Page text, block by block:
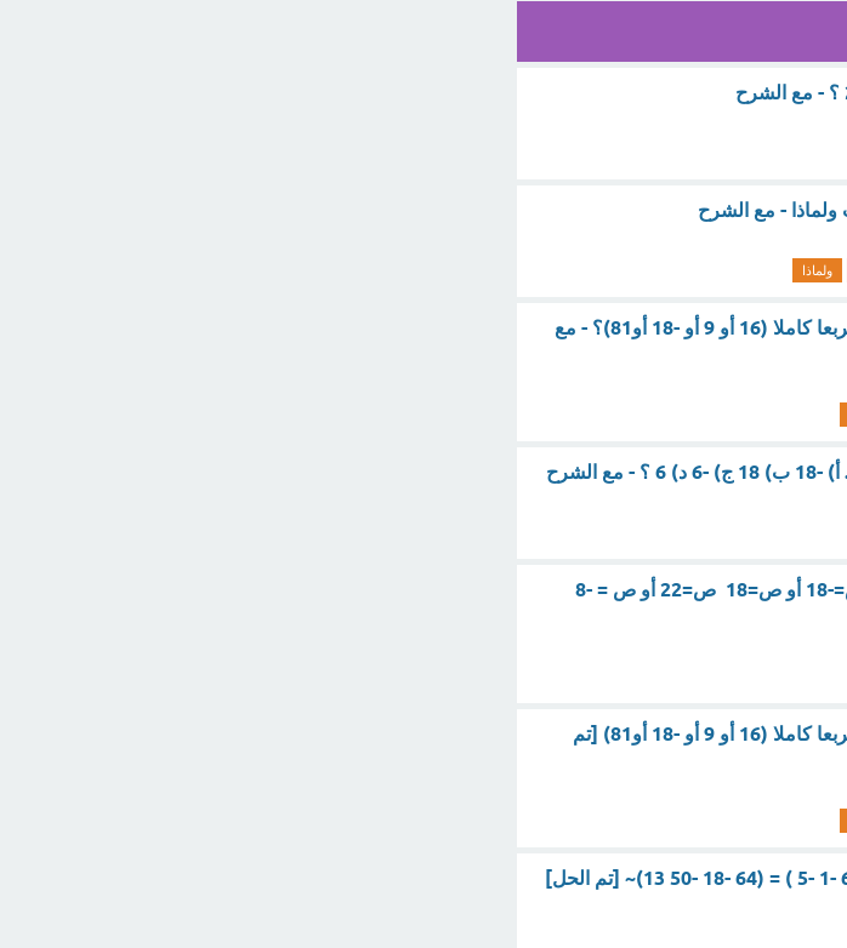
ولماذا
قيمة ج التي تجعل ثلاثية الحدود : س٢ _ ٨ س +ج مربعا كاملا (16 أو 9 أو -18 أو81)؟ - مع
قيمة ج التي تجعل ثلاثية الحدود : س٢ _ ٨ س +ج مربعا كاملا (16 أو 9 أو -18 أو81) [تم